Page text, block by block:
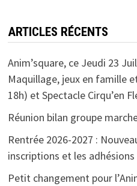
ARTICLES RÉCENTS
Anim’square, ce Jeudi 23
Maquillage, jeux en famille
18h) et Spectacle Cirqu’en
Réunion bilan groupe
Rentrée 2026-2027 :
inscriptions et les adhésions
Petit changement pour